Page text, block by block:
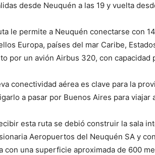
desde Neuquén a las 19 y vuelta
le permite a Neuquén conectarse con
Europa, países del mar Caribe,
por un avión Airbus 320, con capacidad
conectividad aérea es clave para la
a pasar por Buenos Aires para
esta ruta se debió construir la sala
Aeropuertos del Neuquén SA y
con una superficie aproximada de 600